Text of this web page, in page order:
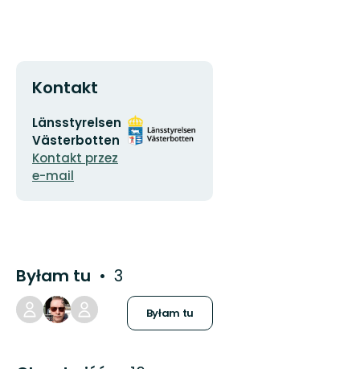
Kontakt
Adres
e-
mail
Länsstyrelsen
Västerbotten
Kontakt przez
e-mail
Logotyp
organizacji
Byłam tu 3
Byłam tu